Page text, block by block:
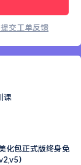
提交工单反馈
课
化包正式版终身免
）